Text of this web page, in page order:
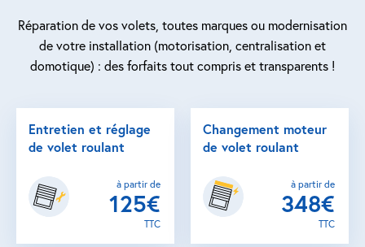
QUI SOMMES-NOUS ?
Réparation de vos volets, toutes marques ou modernisation
de votre installation (motorisation, centralisation et
domotique) : des forfaits tout compris et transparents !
Entretien et réglage
de volet roulant
à partir de
125€
TTC
Changement moteur
de volet roulant
à partir de
348€
TTC